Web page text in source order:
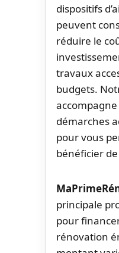
dispositifs
peuvent
réduire le
travaux
budgets.
démarches
pour vous
bénéficier
principale
pour
rénovation